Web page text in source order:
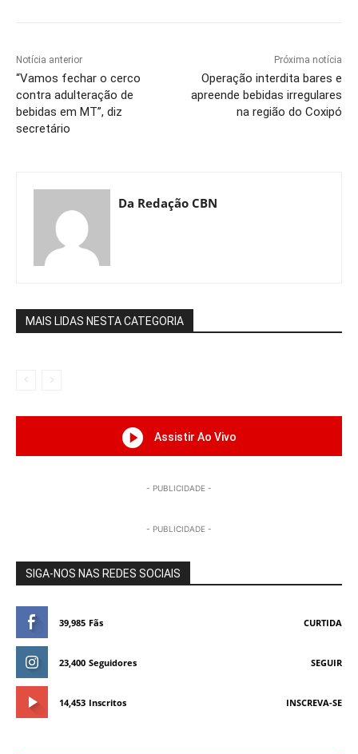
Notícia anterior
“Vamos fechar o cerco
contra adulteração de
bebidas em MT”, diz
secretário
Próxima notícia
Operação interdita bares e
apreende bebidas irregulares
na região do Coxipó
Da Redação CBN
MAIS LIDAS NESTA CATEGORIA
Assistir Ao Vivo
- PUBLICIDADE -
- PUBLICIDADE -
SIGA-NOS NAS REDES SOCIAIS
39,985 Fãs CURTIDA
23,400 Seguidores SEGUIR
14,453 Inscritos INSCREVA-SE